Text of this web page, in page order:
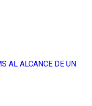
AL ALCANCE DE UN